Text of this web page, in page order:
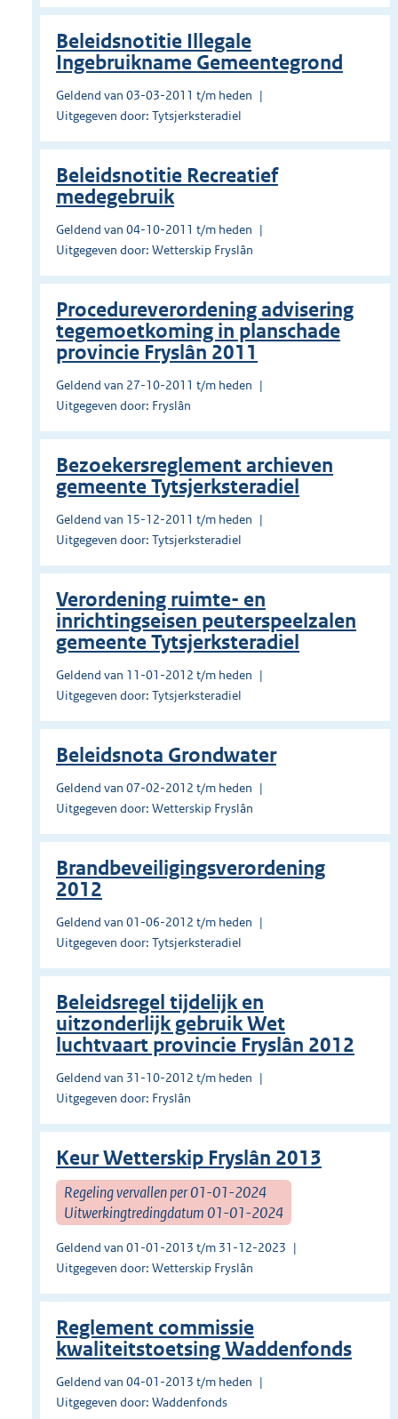
Beleidsnotitie Illegale
Ingebruikname Gemeentegrond
Geldend van 03-03-2011 t/m heden
Uitgegeven door: Tytsjerksteradiel
Beleidsnotitie Recreatief
medegebruik
Geldend van 04-10-2011 t/m heden
Uitgegeven door: Wetterskip Fryslân
Procedureverordening advisering
tegemoetkoming in planschade
provincie Fryslân 2011
Geldend van 27-10-2011 t/m heden
Uitgegeven door: Fryslân
Bezoekersreglement archieven
gemeente Tytsjerksteradiel
Geldend van 15-12-2011 t/m heden
Uitgegeven door: Tytsjerksteradiel
Verordening ruimte- en
inrichtingseisen peuterspeelzalen
gemeente Tytsjerksteradiel
Geldend van 11-01-2012 t/m heden
Uitgegeven door: Tytsjerksteradiel
Beleidsnota Grondwater
Geldend van 07-02-2012 t/m heden
Uitgegeven door: Wetterskip Fryslân
Brandbeveiligingsverordening
2012
Geldend van 01-06-2012 t/m heden
Uitgegeven door: Tytsjerksteradiel
Beleidsregel tijdelijk en
uitzonderlijk gebruik Wet
luchtvaart provincie Fryslân 2012
Geldend van 31-10-2012 t/m heden
Uitgegeven door: Fryslân
Keur Wetterskip Fryslân 2013
Regeling vervallen per 01-01-2024
Uitwerkingtredingdatum 01-01-2024
Geldend van 01-01-2013 t/m 31-12-2023
Uitgegeven door: Wetterskip Fryslân
Reglement commissie
kwaliteitstoetsing Waddenfonds
Geldend van 04-01-2013 t/m heden
Uitgegeven door: Waddenfonds